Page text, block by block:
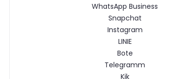
WhatsApp Business
Snapchat
Instagram
LINIE
Bote
Telegramm
Kik